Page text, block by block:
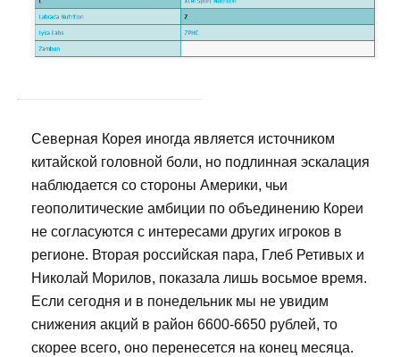
Северная Корея иногда является источником
китайской головной боли, но подлинная эскалация
наблюдается со стороны Америки, чьи
геополитические амбиции по объединению Кореи
не согласуются с интересами других игроков в
регионе. Вторая российская пара, Глеб Ретивых и
Николай Морилов, показала лишь восьмое время.
Если сегодня и в понедельник мы не увидим
снижения акций в район 6600-6650 рублей, то
скорее всего, оно перенесется на конец месяца.